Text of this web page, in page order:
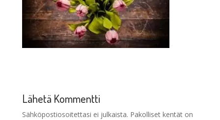
Lähetä Kommentti
Sähköpostiosoitettasi ei julkaista. Pakolliset kentät on